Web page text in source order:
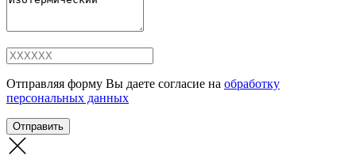
Отправляя форму Вы даете согласие на обработку
персональных данных
Отправить